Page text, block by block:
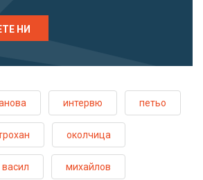
НИ
интервю петьо
околчица
васил михайлов